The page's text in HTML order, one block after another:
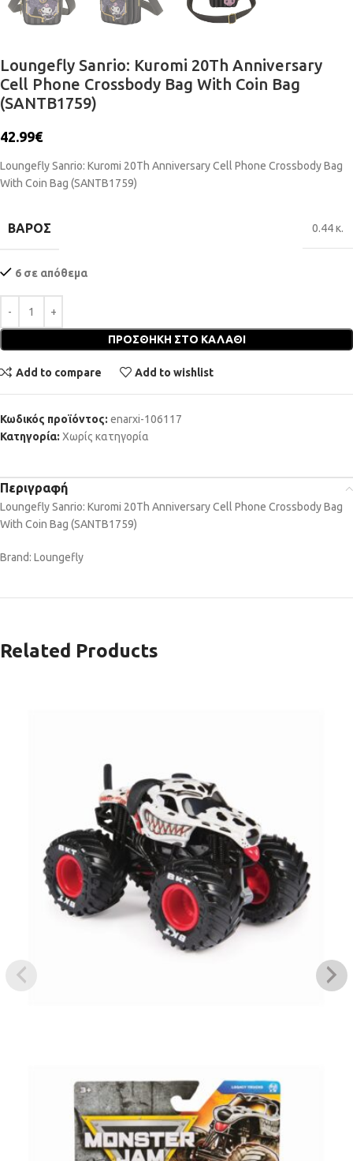
Loungefly Sanrio: Kuromi 20Th Anniversary
Cell Phone Crossbody Bag With Coin Bag
(SANTB1759)
42.99€
Loungefly Sanrio: Kuromi 20Th Anniversary Cell Phone Crossbody Bag
With Coin Bag (SANTB1759)
ΒΆΡΟΣ 0.44 κ.
6 σε απόθεμα
ΠΡΟΣΘΉΚΗ ΣΤΟ ΚΑΛΆΘΙ
Add to compare Add to wishlist
Κωδικός προϊόντος: enarxi-106117
Κατηγορία: Χωρίς κατηγορία
Περιγραφή
Loungefly Sanrio: Kuromi 20Th Anniversary Cell Phone Crossbody Bag
With Coin Bag (SANTB1759)
Brand: Loungefly
Related Products